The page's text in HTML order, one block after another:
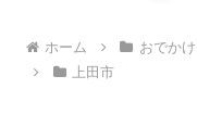
ホーム おでか
上田市